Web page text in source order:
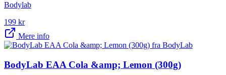
Bodylab
199 kr
Mere info
BodyLab EAA Cola &amp; Lemon (300g)